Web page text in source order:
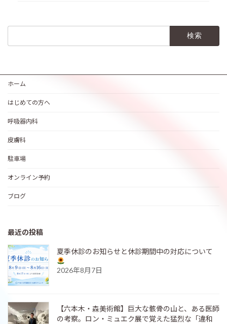
ホーム
はじめての方へ
呼吸器内科
皮膚科
駐車場
オンライン予約
ブログ
最近の投稿
夏季休診のお知らせと休診期間中の対応について
2026年8月7日
【六本木・森美術館】巨大な骸骨の山と、ある医師
の考察。ロン・ミュエク展で覚えた猛烈な「違和